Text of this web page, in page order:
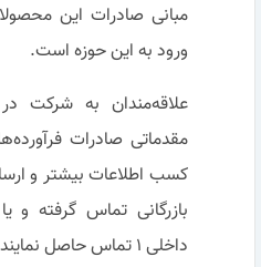
مبانی صادرات این
ورود به این حوزه است.
علاقه‌مندان به شرکت
مقدماتی صادرات
کسب اطلاعات بیشتر و
داخلی ۱ تماس حاصل نمایند.